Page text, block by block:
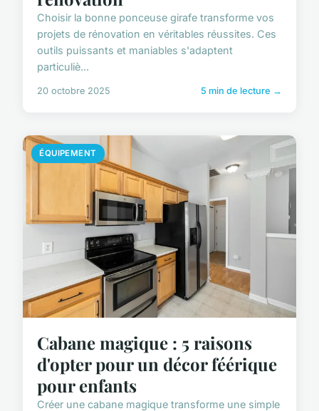
Choisir la bonne ponceuse girafe transforme vos
projets de rénovation en véritables réussites. Ces
outils puissants et maniables s'adaptent
particuliè...
20 octobre 2025 5 min de lecture →
ÉQUIPEMENT
Cabane magique : 5 raisons
d'opter pour un décor féérique
pour enfants
Créer une cabane magique transforme une simple